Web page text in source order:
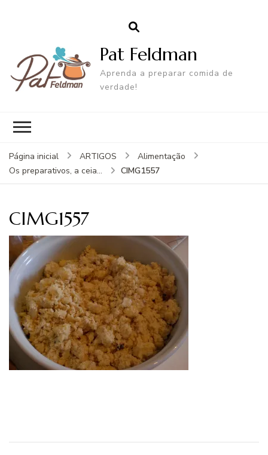
Pat Feldman
Aprenda a preparar comida de
verdade!
Página inicial ARTIGOS
Alimentação
Os preparativos, a ceia...
CIMG1557
CIMG1557